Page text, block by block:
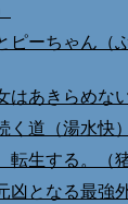
ピーちゃん（
はあきらめな
く道（湯水快）
転生する。（
凶となる最強